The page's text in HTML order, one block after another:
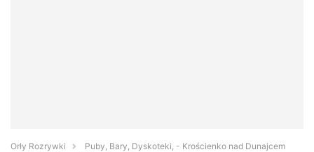
Orły Rozrywki
Puby, Bary, Dyskoteki, - Krościenko nad Dunajcem